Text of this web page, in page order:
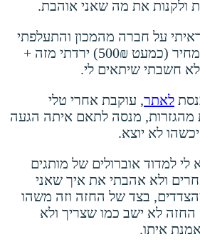
ולקנות את מה שאני אוהבת.
על חברה מהמכון והתעלפתי
מזמן, כשראיתי את המחיר (כמעט 500₪) ירדתי מזה +
חשבתי שיתאים לי.
לאתר, עוקבת אחרי טלי
מהגזרות, מנסה לתאם איתה הגעה
לא יוצא.
לי למדוד אוברולים של מותגים
ולא אהבתי את איך שאני
בצד של החזה וזה משהו
החזה לא ישב כמו שצריך ולא
איתו.